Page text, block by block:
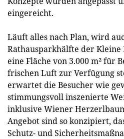
eingereicht.
Läuft alles nach Plan, wird
Rathausparkhälfte der
eine Fläche von 3.000 m² für
frischen Luft zur Verfügung
erwartet die Besucher wie
stimmungsvoll inszenierte
inklusive Wiener
Angebot sind so konzipiert,
Schutz- und